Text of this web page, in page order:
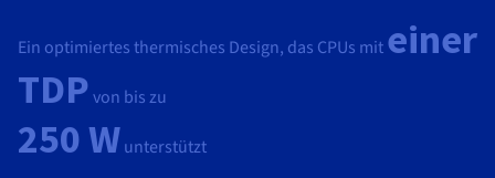
Ein optimiertes thermisches Design, das CPUs miteiner
TDPvon bis zu
250 Wunterstützt